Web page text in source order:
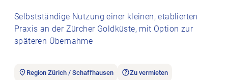
Selbstständige Nutzung einer kleinen, etablierten
Praxis an der Zürcher Goldküste, mit Option zur
späteren Übernahme
Region Zürich / Schaffhausen Zu vermieten